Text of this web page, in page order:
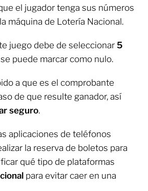
el jugador tenga sus números
máquina de Lotería Nacional.
juego debe de seleccionar 5
puede marcar como nulo.
a que es el comprobante
de que resulte ganador, así
seguro.
aplicaciones de teléfonos
la reserva de boletos para
qué tipo de plataformas
para evitar caer en una